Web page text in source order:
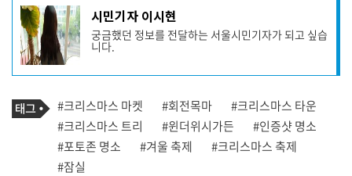
기
사
작
성
자
프
필
시민기자 이시현
궁금했던 정보를 전달하는 서울시민기자가 되고 싶습
니다.
사
관
련
태
그
태
그
#크리스마스 마켓 #회전목마
#크리스마스 타운
#크리스마스 트리
#윈더위시가든
#인증샷 명소
#포토존 명소
#겨울 축제
#크리스마스 축제
#잠실